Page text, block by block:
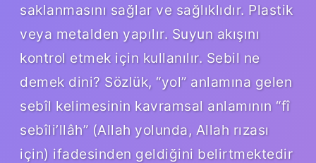
saklanmasını sağlar ve sağlıklıdır. Plastik
veya metalden yapılır. Suyun akışını
kontrol etmek için kullanılır. Sebil ne
demek dini? Sözlük, “yol” anlamına gelen
sebîl kelimesinin kavramsal anlamının “fî
sebîli’llâh” (Allah yolunda, Allah rızası
için) ifadesinden geldiğini belirtmektedir